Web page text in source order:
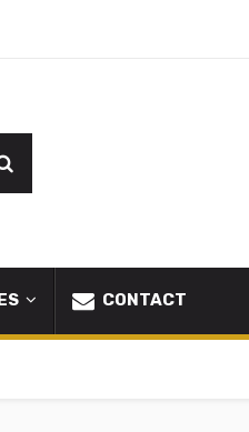
CONTACT